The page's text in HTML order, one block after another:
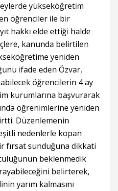
yükseköğretim
öğrenciler ile bir
hakkı elde ettiği halde
kanunda belirtilen
yeniden
ifade eden Özvar,
öğrencilerin 4 ay
kurumlarına başvurarak
öğrenimlerine yeniden
Düzenlemenin
nedenlerle kopan
fırsat sunduğuna dikkati
beklenmedik
belirterek,
yarım kalmasını